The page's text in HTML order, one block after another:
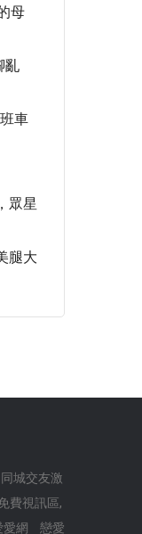
母
亂
車
眾星
腿大
同城交友激
費視訊區,
網 戀愛